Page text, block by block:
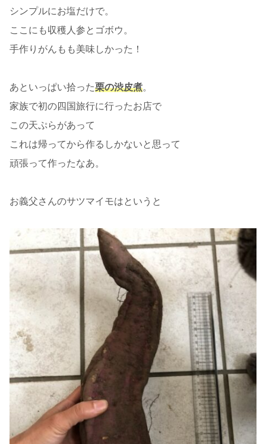
シンプルにお塩だけで。
ここにも収穫人参とゴボウ。
手作りがんもも美味しかった！
あといっぱい拾った栗の渋皮煮。
家族で初の四国旅行に行ったお店で
この天ぷらがあって
これは帰ってから作るしかないと思って
頑張って作ったなあ。
お義父さんのサツマイモはというと